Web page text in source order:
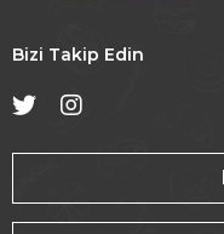
Bizi Takip Edin